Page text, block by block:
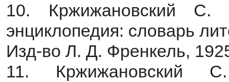
10. Кржижановский С.
энциклопедия: словарь
Изд-во Л. Д. Френкель,
11. Кржижановский